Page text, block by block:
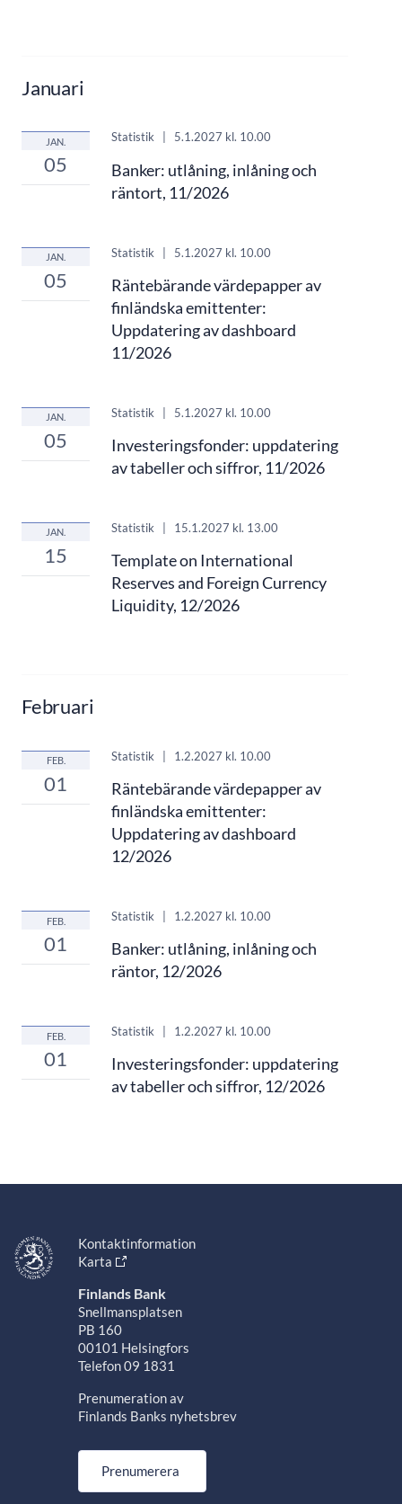
Januari
JAN.
05
Statistik 5.1.2027 kl. 10.00
Banker: utlåning, inlåning och
räntort, 11/2026
JAN.
05
Statistik | 5.1.2027 kl. 10.00
Räntebärande värdepapper av
finländska emittenter:
Uppdatering av dashboard
11/2026
JAN.
05
Statistik 5.1.2027 kl. 10.00
Investeringsfonder: uppdatering
av tabeller och siffror, 11/2026
JAN.
15
Statistik 15.1.2027 kl. 13.00
Template on International
Reserves and Foreign Currency
Liquidity, 12/2026
Februari
FEB.
01
Statistik 1.2.2027 kl. 10.00
Räntebärande värdepapper av
finländska emittenter:
Uppdatering av dashboard
12/2026
FEB.
01
Statistik 1.2.2027 kl. 10.00
Banker: utlåning, inlåning och
räntor, 12/2026
FEB.
01
Statistik 1.2.2027 kl. 10.00
Investeringsfonder: uppdatering
av tabeller och siffror, 12/2026
Kontaktinformation
Karta
Finlands Bank
Snellmansplatsen
PB 160
00101 Helsingfors
Telefon 09 1831
Prenumeration av
Finlands Banks nyhetsbrev
Prenumerera